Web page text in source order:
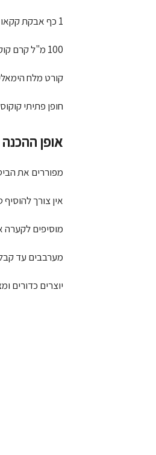
1 כף אבקת קקאו אורגנית טבעית
100 מ"ל קרם קוקוס
קורט מלח
חופן פתיתי
אופן ההכנה
מפוררים את
אין צורך
מוסיפים לקערה
מערבבים עד
יוצרים כדורים